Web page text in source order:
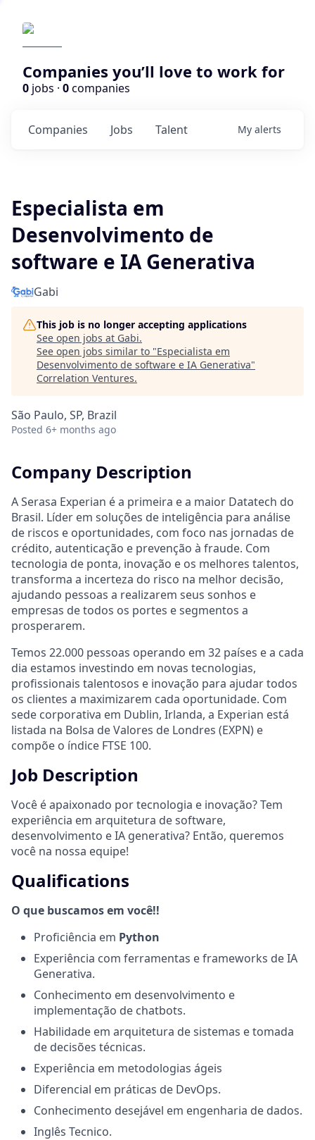
Companies you’ll love to work for
0 jobs · 0companies
Jobs
Companies Talent My alerts
Especialista em
Desenvolvimento de
software e IA Generativa
Gabi
This job is no longer accepting applications
See open jobs at Gabi.
See open jobs similar to "Especialista em
Desenvolvimento de software e IA Generativa"
Correlation Ventures.
São Paulo, SP, Brazil
Posted 6+ months ago
Company Description
A Serasa Experian é a primeira e a maior Datatech do
Brasil. Líder em soluções de inteligência para análise
de riscos e oportunidades, com foco nas jornadas de
crédito, autenticação e prevenção à fraude. Com
tecnologia de ponta, inovação e os melhores talentos,
transforma a incerteza do risco na melhor decisão,
ajudando pessoas a realizarem seus sonhos e
empresas de todos os portes e segmentos a
prosperarem.
Temos 22.000 pessoas operando em 32 países e a cada
dia estamos investindo em novas tecnologias,
profissionais talentosos e inovação para ajudar todos
os clientes a maximizarem cada oportunidade. Com
sede corporativa em Dublin, Irlanda, a Experian está
listada na Bolsa de Valores de Londres (EXPN) e
compõe o índice FTSE 100.
Job Description
Você é apaixonado por tecnologia e inovação? Tem
experiência em arquitetura de software,
desenvolvimento e IA generativa? Então, queremos
você na nossa equipe!
Qualifications
O que buscamos em você!!
Proficiência em Python
Experiência com ferramentas e frameworks de IA
Generativa.
Conhecimento em desenvolvimento e
implementação de chatbots.
Habilidade em arquitetura de sistemas e tomada
de decisões técnicas.
Experiência em metodologias ágeis
Diferencial em práticas de DevOps.
Conhecimento desejável em engenharia de dados.
Inglês Tecnico.